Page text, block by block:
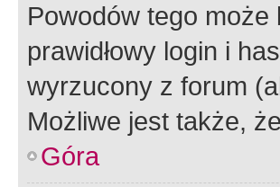
Powodów tego
prawidłowy login i
wyrzucony z forum
Możliwe jest także,
Góra